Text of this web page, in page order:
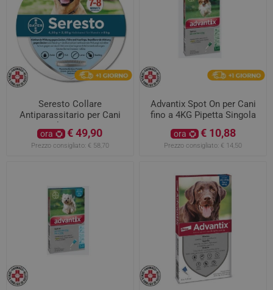
Seresto Collare
Antiparassitario per Cani
Oltre 8KG
ora € 49,90
Prezzo consigliato: € 58,70
Advantix Spot On per Cani
fino a 4KG Pipetta Singola
ora € 10,88
Prezzo consigliato: € 14,50